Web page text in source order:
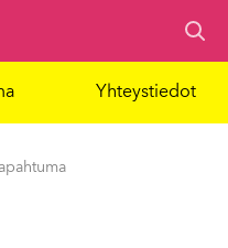
Yhteystiedot